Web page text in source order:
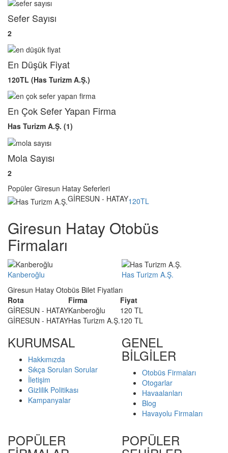
Sefer Sayısı
2
En Düşük Fiyat
120TL (Has Turizm A.Ş.)
En Çok Sefer Yapan Firma
Has Turizm A.Ş. (1)
Mola Sayısı
2
Popüler Giresun Hatay Seferleri
GİRESUN - HATAY120TL
Giresun Hatay Otobüs
Firmaları
Kanberoğlu
Has Turizm A.Ş.
Giresun Hatay Otobüs Bilet Fiyatları
Rota
Firma
Fiyat
GİRESUN - HATAYKanberoğlu
120 TL
GİRESUN - HATAYHas Turizm A.Ş.120 TL
KURUMSAL
Hakkımızda
Sıkça Sorulan Sorular
İletişim
Gizlilik Politikası
Kampanyalar
GENEL
BİLGİLER
Otobüs Firmaları
Otogarlar
Havaalanları
Blog
Havayolu Firmaları
POPÜLER POPÜLER